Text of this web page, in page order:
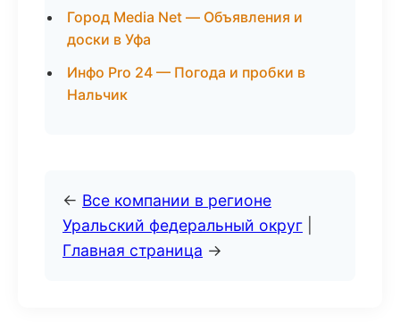
Город Media Net — Объявления и
доски в Уфа
Инфо Pro 24 — Погода и пробки в
Нальчик
← Все компании в регионе
Уральский федеральный округ
Главная страница →